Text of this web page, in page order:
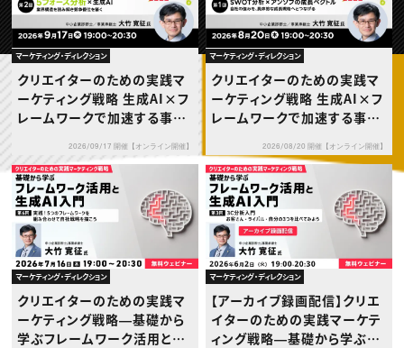
スキルアップしたい！ トップ
デザイン
プログラミング
動画配信・映像制作
編集・ライティング
マーケティング
ディレクション
業界解説・キャリア事情
お役立ち基礎知識
TOP Creator’s コラム
TOP Creator’s コラム トップ
Webクリエイター
アプリクリエイター
ゲームクリエイター
映像クリエイター
マーケッター
クリエイターインタビュー
C＆R Magazine
セミナー
ニュース・トレンド
ニュース・トレンド トップ
Web
映像
ゲーム・エンタメ
広告
出版
CREATIVE VILLAGEからのお知らせ
プロフェッショナル×つながる×メディア
マーケティング・ディレクション
クリエイターのための実践マ
ーケティング戦略 生成AI×フ
レームワークで加速する事業
ース分析×生成AI ― 業界構
造を読み解き競争優位を築く
―
2026/09/17 開催【オンライン開催】
マーケティング・ディレクション
クリエイターのための実践マ
ーケティング戦略 生成AI×フ
レームワークで加速する事業
T分析 × アンゾフの成長ベク
トル ― 自社の強みを、具体的
な成長戦略へとつなげる ―
2026/08/20 開催【オンライン開催】
マーケティング・ディレクション
クリエイターのための実践マ
ーケティング戦略―基礎から
学ぶフレームワーク活用と生
マーケティング・ディレクション
【アーカイブ録画配信】クリエ
イターのための実践マーケテ
ィング戦略―基礎から学ぶフ